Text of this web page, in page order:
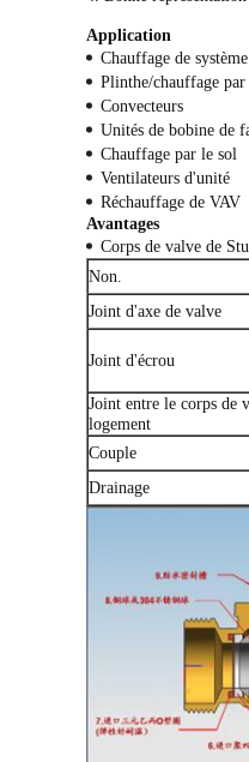
Application
Chauffage de
Plinthe/chauffage
Convecteurs
Unités de bobine de
Chauffage par le sol
Ventilateurs d'unité
Réchauffage de VAV
Avantages
Corps de valve de
Non.
Joint d'axe de valve
Joint d'écrou
Joint entre le corps de
logement
Couple
Drainage